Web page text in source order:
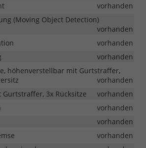
vorhanden
(Moving Object Detection)
vorhanden
vorhanden
vorhanden
höhenverstellbar mit Gurtstraffer,
vorhanden
3x Rücksitze
vorhanden
vorhanden
vorhanden
vorhanden